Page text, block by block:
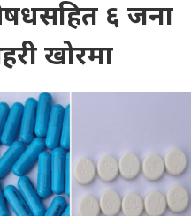
६ जना
खोरमा